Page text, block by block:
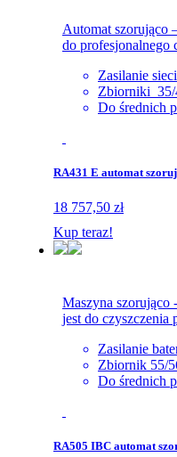
Automat szorująco
do profesjonalnego
Zasilanie
Zbiorniki
Do średnich
RA431 E automat
18 757,50 zł
Kup teraz!
Maszyna szorująco
jest do czyszczenia
Zasilanie
Zbiornik 55/
Do średnich
RA505 IBC automat